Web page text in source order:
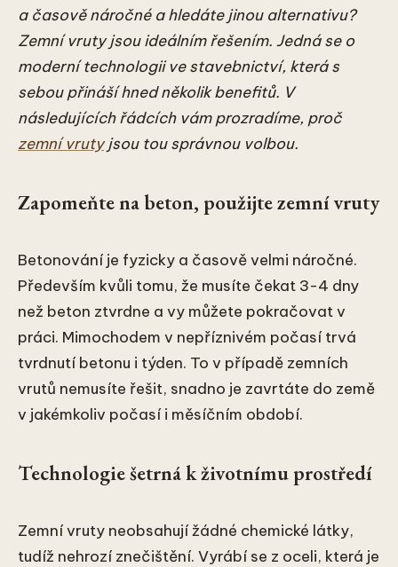
a časově náročné a hledáte jinou alternativu?
Zemní vruty jsou ideálním řešením. Jedná se o
moderní technologii ve stavebnictví, která s
sebou přináší hned několik benefitů. V
následujících řádcích vám prozradíme, proč
zemní vrutyjsou tou správnou volbou.
Zapomeňte na beton, použijte zemní vruty
Betonování je fyzicky a časově velmi náročné.
Především kvůli tomu, že musíte čekat 3-4 dny
než beton ztvrdne a vy můžete pokračovat v
práci. Mimochodem v nepříznivém počasí trvá
tvrdnutí betonu i týden. To v případě zemních
vrutů nemusíte řešit, snadno je zavrtáte do země
v jakémkoliv počasí i měsíčním období.
Technologie šetrná k životnímu prostředí
Zemní vruty neobsahují žádné chemické látky,
tudíž nehrozí znečištění. Vyrábí se z oceli, která je